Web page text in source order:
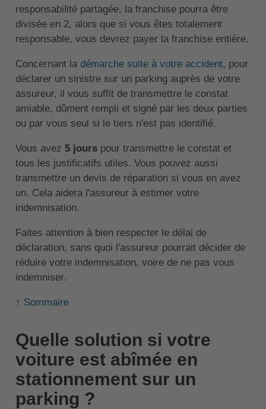
responsabilité partagée, la franchise pourra être
divisée en 2, alors que si vous êtes totalement
responsable, vous devrez payer la franchise entière.
Concernant la démarche suite à votre accident, pour
déclarer un sinistre sur un parking auprès de votre
assureur, il vous suffit de transmettre le constat
amiable, dûment rempli et signé par les deux parties
ou par vous seul si le tiers n'est pas identifié.
Vous avez 5 jourspour transmettre le constat et
tous les justificatifs utiles. Vous pouvez aussi
transmettre un devis de réparation si vous en avez
un. Cela aidera l'assureur à estimer votre
indemnisation.
Faites attention à bien respecter le délai de
déclaration, sans quoi l'assureur pourrait décider de
réduire votre indemnisation, voire de ne pas vous
indemniser.
↑ Sommaire
Quelle solution si votre
voiture est abîmée en
stationnement sur un
parking ?